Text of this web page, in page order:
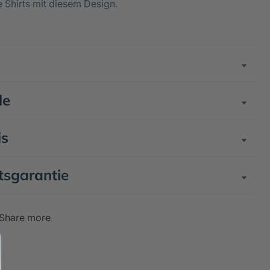
mit diesem Design.
Share more